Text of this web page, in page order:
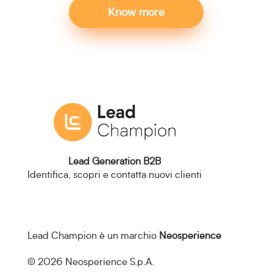
Know more
Lead Generation B2B
Identifica, scopri e contatta nuovi clienti
Lead Champion è un marchio Neosperience
© 2026 Neosperience S.p.A.